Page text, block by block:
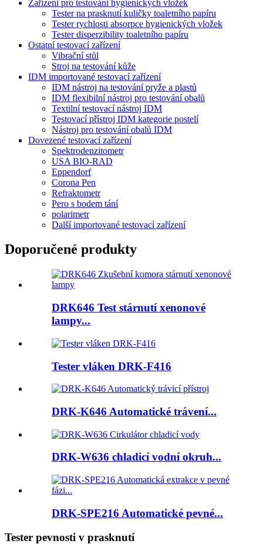
Zařízení pro testování hygienických vložek
Tester na prasknutí kuličky toaletního papíru
Tester rychlosti absorpce hygienických vložek
Tester disperzibility toaletního papíru
Ostatní testovací zařízení
Vibrační stůl
Stroj na testování kůže
IDM importované testovací zařízení
IDM nástroj na testování pryže a plastů
IDM flexibilní nástroj pro testování obalů
Textilní testovací nástroj IDM
Testovací přístroj IDM kategorie postelí
Nástroj pro testování obalů IDM
Dovezené testovací zařízení
Spektrodenzitometr
USA BIO-RAD
Eppendorf
Corona Pen
Refraktometr
Pero s bodem tání
polarimetr
Další importované testovací zařízení
Doporučené produkty
DRK646 Test stárnutí xenonové
lampy...
Tester vláken DRK-F416
DRK-K646 Automatické trávení...
DRK-W636 chladicí vodní okruh...
DRK-SPE216 Automatické pevné...
Tester pevnosti v prasknutí